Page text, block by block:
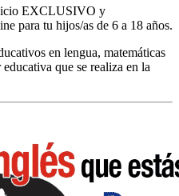
EXCLUSIVO y
para tu hijos/as de 6 a 18 años.
en lengua, matemáticas
que se realiza en la